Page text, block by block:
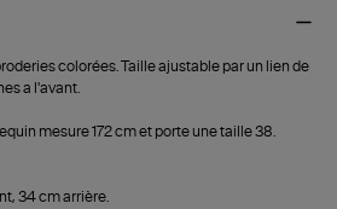
colorées. Taille ajustable par un lien de
a l'avant.
mesure 172 cm et porte une taille 38.
34 cm arrière.